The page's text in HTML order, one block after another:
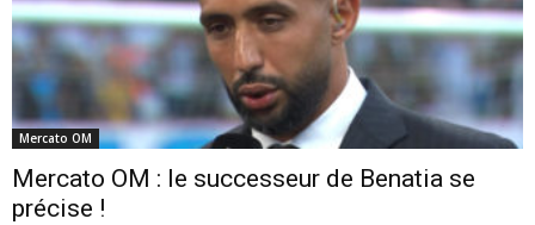
Mercato OM
Mercato OM : le successeur de Benatia se
précise !